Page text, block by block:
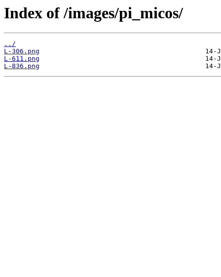
Index of /images/pi_micos/
../
L-306.png
L-611.png
L-836.png